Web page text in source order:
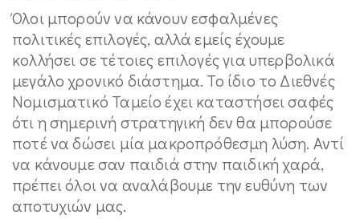
Όλοι μπορούν να κάνουν εσφαλμένες
πολιτικές επιλογές, αλλά εμείς έχουμε
κολλήσει σε τέτοιες επιλογές για υπερβολικά
μεγάλο χρονικό διάστημα. Το ίδιο το Διεθνές
Νομισματικό Ταμείο έχει καταστήσει σαφές
ότι η σημερινή στρατηγική δεν θα μπορούσε
ποτέ να δώσει μία μακροπρόθεσμη λύση. Αντί
να κάνουμε σαν παιδιά στην παιδική χαρά,
πρέπει όλοι να αναλάβουμε την ευθύνη των
αποτυχιών μας.